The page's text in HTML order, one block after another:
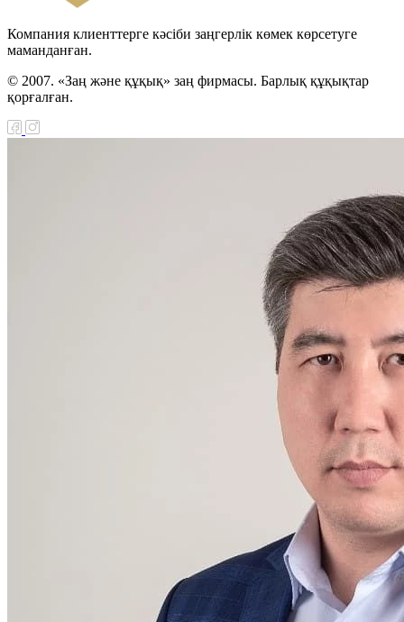
Компания клиенттерге кәсіби заңгерлік көмек көрсетуге
маманданған.
© 2007. «Заң және құқық» заң фирмасы. Барлық құқықтар
қорғалған.